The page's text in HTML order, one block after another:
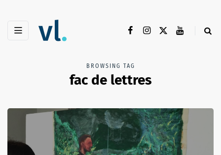
BROWSING TAG
fac de lettres